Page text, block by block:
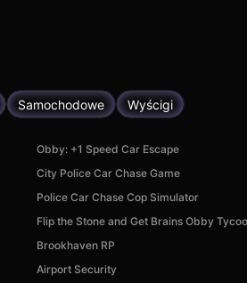
Samochodowe Wyścigi
Obby: +1 Speed Car Escape
City Police Car Chase Game
Police Car Chase Cop Simulator
Flip the Stone and Get Brains Obby
Brookhaven RP
Airport Security